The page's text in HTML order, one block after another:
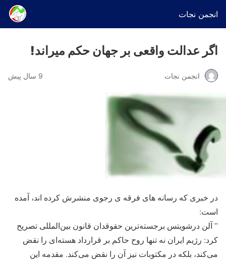
انجمن نجات
اگر عدالت واقعی بر جهان حکم میراند!
انجمن نجات 9 سال پیش
در خبری که رسانه های فرقه ی رجوی منشرش کرده اند، آمده
است:
” آلن درشویتس برجسته‌ترین حقوقدان قانون بین‌المللی تصریح
کرد: رژیم ایران نه تنها روح حاکم بر قرارداد هسته‌ای را نقض
می‌کند، بلکه در مکتوبات نیز آن را نقض می‌کند. مقدمه این